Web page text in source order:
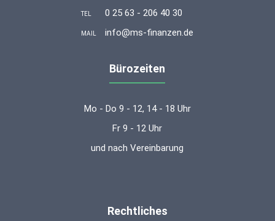
TEL 0 25 63 - 206 40 30
MAIL info@ms-finanzen.de
Bürozeiten
Mo - Do 9 - 12, 14 - 18 Uhr
Fr 9 - 12 Uhr
und nach Vereinbarung
Rechtliches